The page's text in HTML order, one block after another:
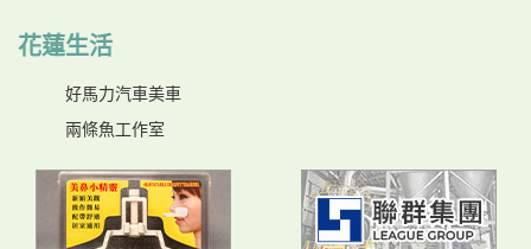
花蓮生活
好馬力汽車美車
兩條魚工作室